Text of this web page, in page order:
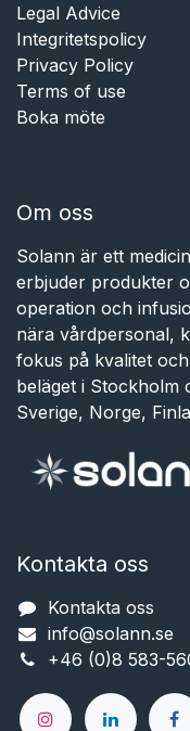
Legal Advice
Integritetspolicy
Privacy Policy
Terms of use
Boka möte
Om oss
Solann är ett
erbjuder produkter
operation och
nära vårdpersonal,
fokus på kvalitet
beläget i Stockholm
Sverige, Norge,
Kontakta oss
Kontakta oss
info@solann.se​​​​​​
+46 (0)8 583-